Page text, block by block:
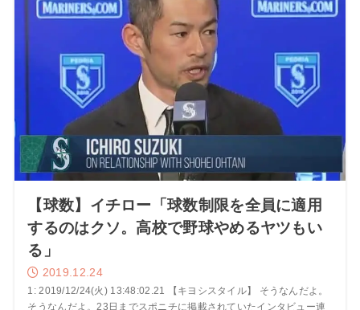
【球数】イチロー「球数制限を全員に適用
するのはクソ。高校で野球やめるヤツもい
る」
2019.12.24
1: 2019/12/24(火) 13:48:02.21 【キヨシスタイル】 そうなんだよ。
そうなんだよ。23日までスポニチに掲載されていたインタビュー連